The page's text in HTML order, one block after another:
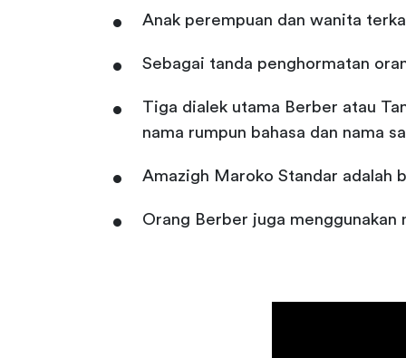
Anak perempuan dan wanita
Sebagai tanda penghormatan
Tiga dialek utama Berber atau
nama rumpun bahasa dan nama
Amazigh Maroko Standar adalah
Orang Berber juga